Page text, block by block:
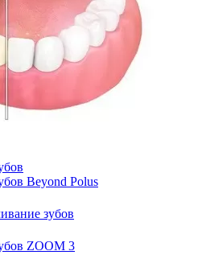
Beyond Polus
зубов
ZOOM 3